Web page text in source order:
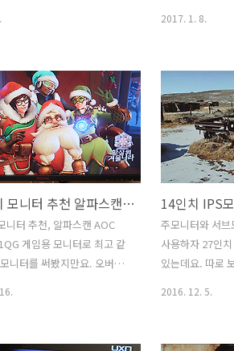
상도면 많이 해상도가 낮은
. AMH A329CUV는 그런데
리싱크까지되는 모니터 입니
게임과 배틀필드1 GTA5 게
니다. 게임마다 다르긴 하지
온전하게 사용할 수 있는 게
체감 효과가 큽니다. 보통 모
때 화면사이즈와 가격만 보
게 보통이긴 합니다. 그런데
도 꽤 중요한 부분 입니다.
144Hz 무결점 32인..
G-Sync까지 되
용해봤을 때 체
였는데요. 배틀
271QG는 물론
능을 냅니다. 물
그래픽카드를
최적의 성능을
에 올려둔 제 모
WQHD 해상도
무 마음에 쏙 드
드1 모니터 알
2017. 1. 8.
오버워치 모니터 추천 알파스캔 AOC AGON 271QG
니터 추천, 알파스캔 AOC
게임용 모니터로 최고 같
니터를 써봤지만요. 오버워
카드 조합이 최고라고 알고
주모니터와 서
사용하자 27인
있는데요. 따로
기능도 있어서
2016. 12. 5.